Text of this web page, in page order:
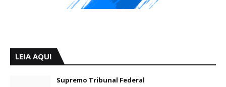
LEIA AQUI
Supremo Tribunal Federal